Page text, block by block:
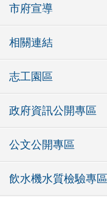
市府宣導
相關連結
志工園區
政府資訊公開專區
公文公開專區
飲水機水質檢驗專區